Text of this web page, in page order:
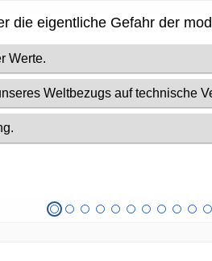
die eigentliche Gefahr der
Werte.
Weltbezugs auf technische